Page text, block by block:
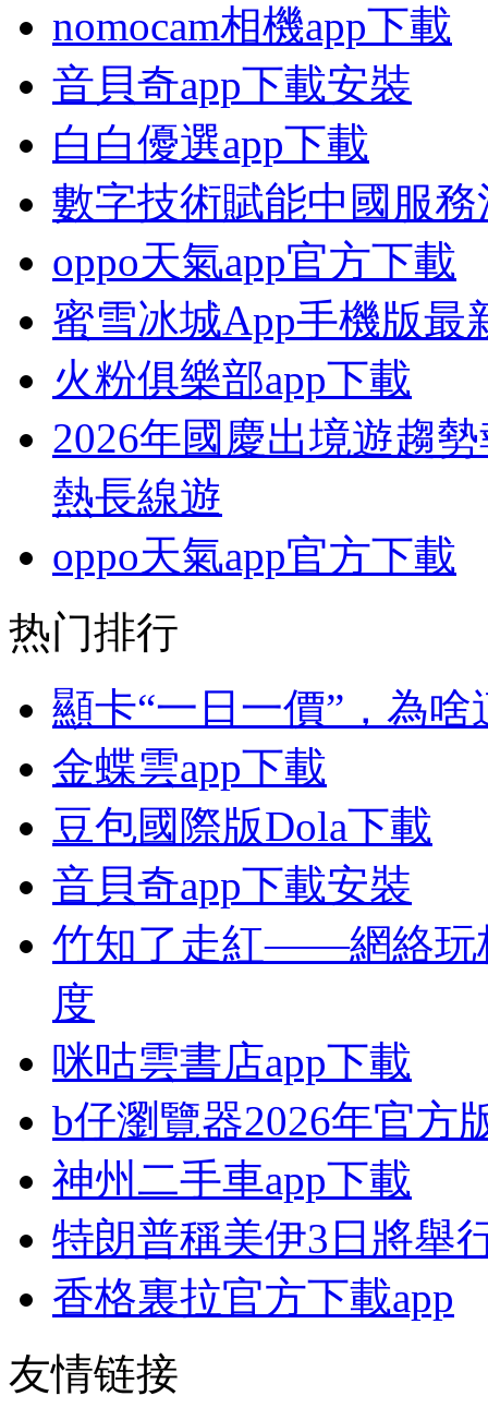
nomocam相機app下載
音貝奇app下載安裝
白白優選app下載
數字技術賦能中國服
oppo天氣app官方下載
蜜雪冰城App手機版最
火粉俱樂部app下載
2026年國慶出境遊趨
熱長線遊
oppo天氣app官方下載
热门排行
顯卡“一日一價”，為
金蝶雲app下載
豆包國際版Dola下載
音貝奇app下載安裝
竹知了走紅——網絡玩
度
咪咕雲書店app下載
b仔瀏覽器2026年官方
神州二手車app下載
特朗普稱美伊3日將舉
香格裏拉官方下載app
友情链接